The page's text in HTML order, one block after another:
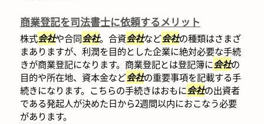
商業登記を司法書士に依頼するメリット
株式会社や合同会社。合資会社など会社の種類はさまざ
まありますが、利潤を目的とした企業に絶対必要な手続
きが商業登記になります。商業登記とは登記簿に会社の
目的や所在地、資本金など会社の重要事項を記載する手
続きになります。こちらの手続きはおもに会社の出資者
である発起人が決めた日から2週間以内におこなう必要
があります。